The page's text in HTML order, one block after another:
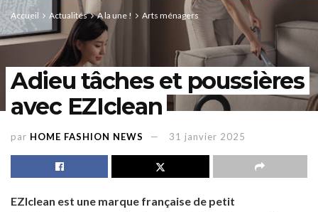
Accueil Actualités A la une ! Arts ménagers
Adieu tâches et poussières
avec EZIclean
par HOME FASHION NEWS 31 janvier 2025
EZIclean est une marque française de petit